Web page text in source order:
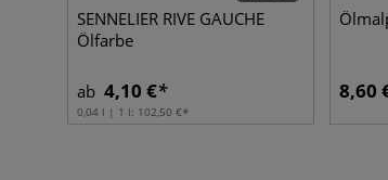
SENNELIER RIVE GAUCHE
Ölfarbe
ab 4,10 €
0,04 l | 1 l: 102,50 €
8,60